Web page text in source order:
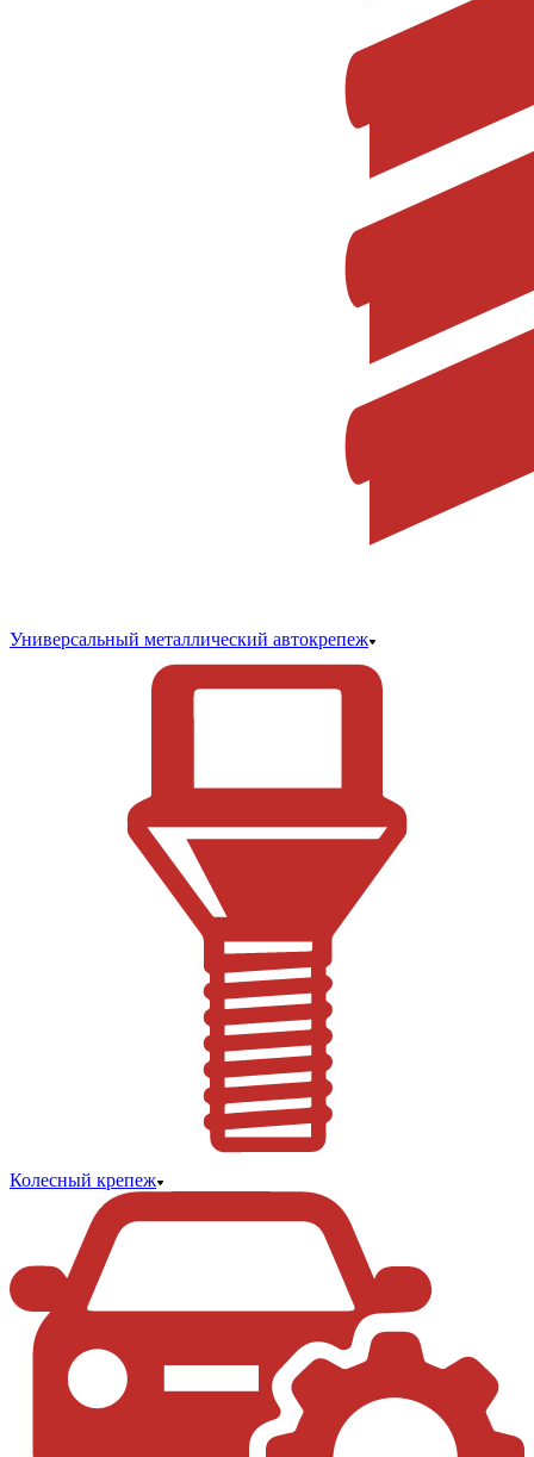
Универсальный металлический автокрепеж
Колесный крепеж